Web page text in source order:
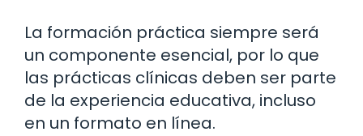
La formación práctica siempre será
un componente esencial, por lo que
las prácticas clínicas deben ser parte
de la experiencia educativa, incluso
en un formato en línea.